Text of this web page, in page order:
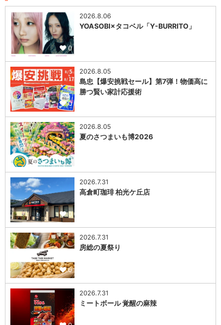
0
2026.8.06
YOASOBI×タコベル「Y-BURRITO」
0
2026.8.05
島忠【爆安挑戦セール】第7弾！物価高に
勝つ賢い家計応援術
0
2026.8.05
夏のさつまいも博2026
0
2026.7.31
高倉町珈琲 柏光ケ丘店
0
2026.7.31
房総の夏祭り
2026.7.31
ミートボール 覚醒の麻辣